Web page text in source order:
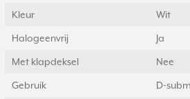
Kleur Wit
Halogeenvrij Ja
Met klapdeksel Nee
Gebruik D-